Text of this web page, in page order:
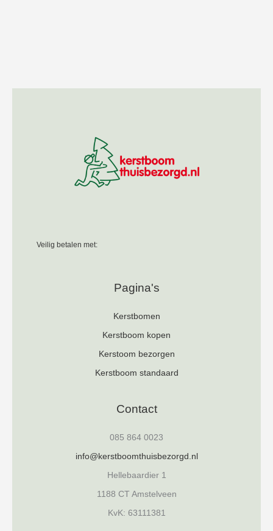
Veilig betalen met:
Pagina's
Kerstbomen
Kerstboom kopen
Kerstoom bezorgen
Kerstboom standaard
Contact
085 864 0023
info@kerstboomthuisbezorgd.nl
Hellebaardier 1
1188 CT Amstelveen
KvK: 63111381